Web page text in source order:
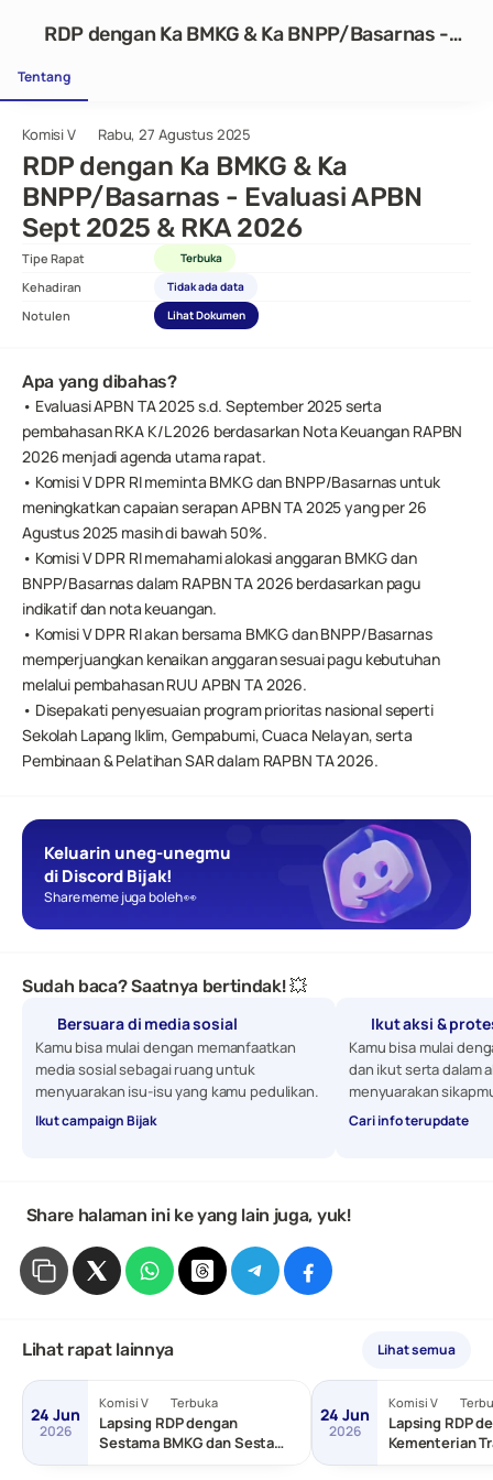
Komisi V Rabu, 27 Agustus 2025
RDP dengan Ka BMKG & Ka
BNPP/Basarnas - Evaluasi APBN
Sept 2025 & RKA 2026
Tipe Rapat Terbuka
Kehadiran Tidak ada data
Notulen Lihat Dokumen
Apa yang dibahas?
• Evaluasi APBN TA 2025 s.d. September 2025 serta
pembahasan RKA K/L 2026 berdasarkan Nota Keuangan RAPBN
2026 menjadi agenda utama rapat.
• Komisi V DPR RI meminta BMKG dan BNPP/Basarnas untuk
meningkatkan capaian serapan APBN TA 2025 yang per 26
Agustus 2025 masih di bawah 50%.
• Komisi V DPR RI memahami alokasi anggaran BMKG dan
BNPP/Basarnas dalam RAPBN TA 2026 berdasarkan pagu
indikatif dan nota keuangan.
• Komisi V DPR RI akan bersama BMKG dan BNPP/Basarnas
memperjuangkan kenaikan anggaran sesuai pagu kebutuhan
melalui pembahasan RUU APBN TA 2026.
• Disepakati penyesuaian program prioritas nasional seperti
Sekolah Lapang Iklim, Gempabumi, Cuaca Nelayan, serta
Pembinaan & Pelatihan SAR dalam RAPBN TA 2026.
Keluarin uneg-unegmu
di Discord Bijak!
Share meme juga boleh 👀
Sudah baca? Saatnya bertindak! 💥
Bersuara di media sosial
Kamu bisa mulai dengan memanfaatkan
media sosial sebagai ruang untuk
menyuarakan isu-isu yang kamu pedulikan.
Ikut campaign Bijak
Ikut aksi &
Kamu bisa mulai
dan ikut serta dalam
menyuarakan
Cari info terupdate
Share halaman ini ke yang lain juga, yuk!
Lihat rapat lainnya Lihat semua
24 Jun
2026
Komisi V Terbuka
Lapsing RDP dengan
Sestama BMKG dan Sestama
24 Jun
2026
Komisi V
Lapsing RDP
Kementerian
RDP dengan Ka BMKG & Ka BNPP/Basarnas -
Tentang